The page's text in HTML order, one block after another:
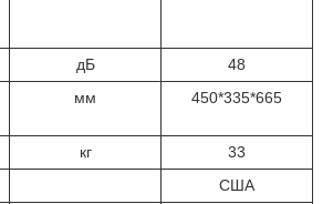
дБ
48
мм 450*335*665
кг
33
США